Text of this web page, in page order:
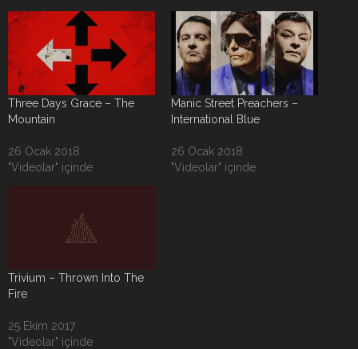
Three Days Grace – The
Mountain
26 Ocak 2018
"Videolar" içinde
Manic Street Preachers –
International Blue
26 Ocak 2018
"Videolar" içinde
Trivium – Thrown Into The
Fire
25 Ekim 2017
"Videolar" içinde